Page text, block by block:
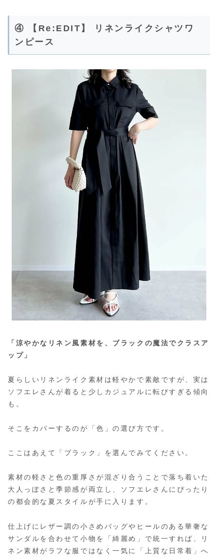
④ 【Re:EDIT】 リネンライクシャツワ
ンピース
「涼やかなリネン風素材を、ブラックの魔法でクラスア
ップ」
夏らしいリネンライク素材は軽やかで素敵ですが、実は
ソフエレさんが着ると少しカジュアルに転びすぎる傾向
も。
そこをカバーするのが「色」の選び方です。
ここはあえて「ブラック」を選んでみてください。
素材の軽さと色の重厚さが混ざり合うことで落ち着いた
大人っぽさと季節感が両立し、ソフエレさんにぴったり
の都会的な夏スタイルが手に入ります。
仕上げにレザー調の小さめバッグやヒールのある華奢な
サンダルを合わせて小物を「綺麗め」で統一すれば、リ
ネン素材がラフな服ではなく一気に「上質な日常着」へ